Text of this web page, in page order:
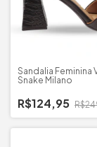
Sandalia Feminina
Snake Milano
R$124,95